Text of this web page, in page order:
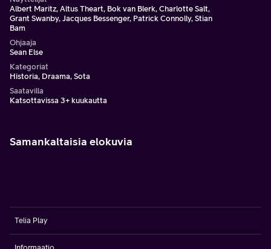
Albert Maritz, Altus Theart, Bok van Blerk, Charlotte Salt,
Grant Swanby, Jacques Bessenger, Patrick Connolly, Stian
Bam
Ohjaaja
Sean Else
Kategoriat
Historia, Draama, Sota
Saatavilla
Katsottavissa 3+ kuukautta
Samankaltaisia elokuvia
Telia Play